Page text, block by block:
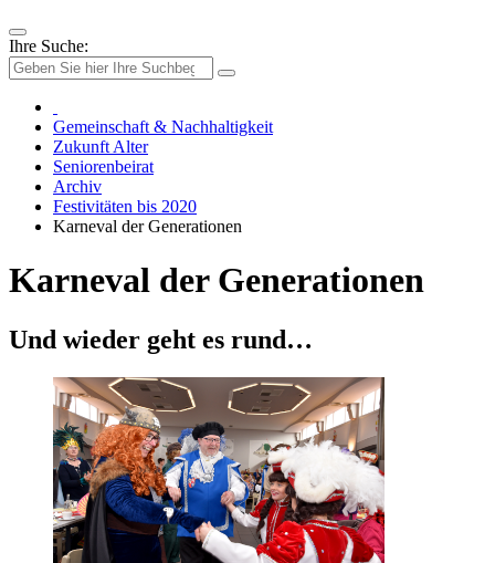
Ihre Suche:
Gemeinschaft & Nachhaltigkeit
Zukunft Alter
Seniorenbeirat
Archiv
Festivitäten bis 2020
Karneval der Generationen
Karneval der Generationen
Und wieder geht es rund…